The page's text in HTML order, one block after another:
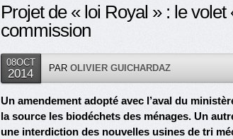
Projet de « loi Royal » : le
commission
08OCT
2014 PAR OLIVIER GUICHARDAZ
Un amendement adopté avec l’aval du
la source les biodéchets des ménages. Un
une interdiction des nouvelles usines de tri